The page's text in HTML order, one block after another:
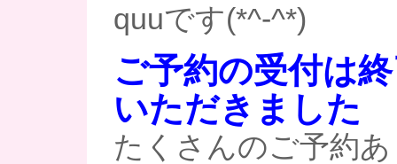
quuです(*^-^*)
ご予約の受付は
いただきました
たくさんのご予約